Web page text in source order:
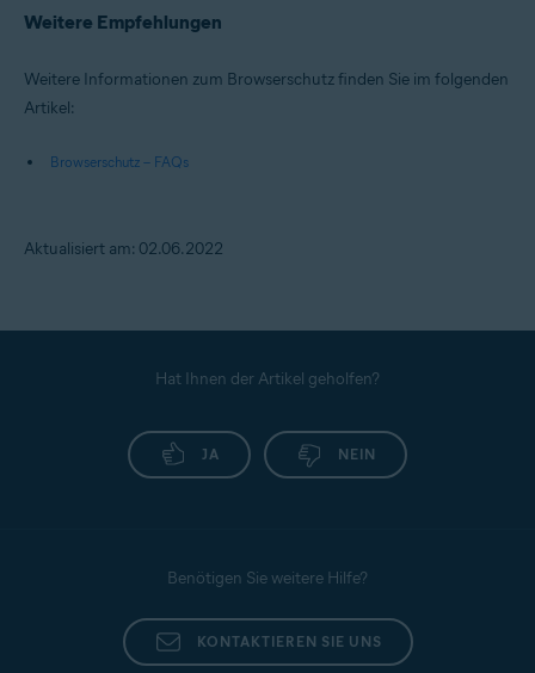
Weitere Empfehlungen
Weitere Informationen zum Browserschutz finden Sie im folgenden
Artikel:
Browserschutz – FAQs
Aktualisiert am: 02.06.2022
Hat Ihnen der Artikel geholfen?
JA NEIN
Benötigen Sie weitere Hilfe?
KONTAKTIEREN SIE UNS